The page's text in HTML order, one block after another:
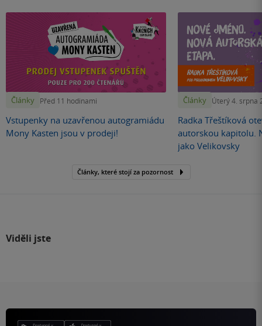
Články Před 11 hodinami
Vstupenky na uzavřenou autogramiádu
Mony Kasten jsou v prodeji!
Články Úterý 4. srpna
Radka Třeštíková
autorskou kapitolu.
jako Velikovsky
Články, které stojí za pozornost
Viděli jste